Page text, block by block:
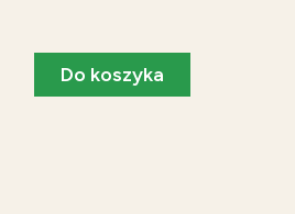
Do koszyka